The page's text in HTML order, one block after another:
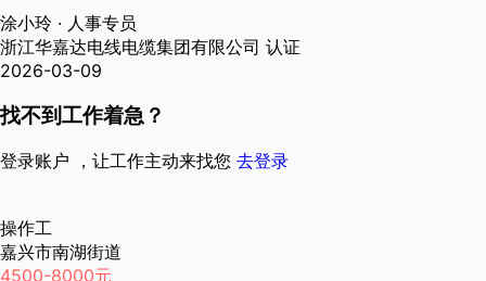
涂小玲 · 人事专员
浙江华嘉达电线电缆集团有限公司 认证
2026-03-09
找不到工作着急？
登录账户 ，让工作主动来找您 去登录
操作工
嘉兴市南湖街道
4500-8000元